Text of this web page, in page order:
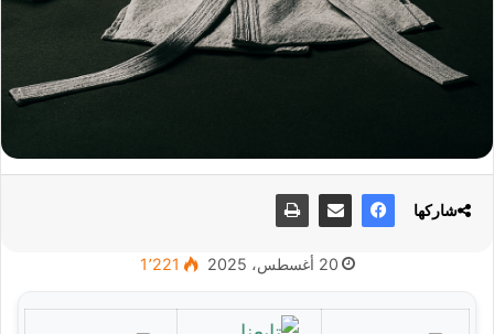
20 أغسطس، 2025 1٬221
شاركها